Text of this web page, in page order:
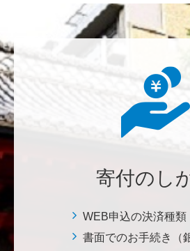
増田 尚久
ます。 <東京大学附属図書館支援
植物は、実は植物同士全世界の植
る。 植物、素晴らしい。 世界の
い。 後世、子供たちにも、３千年
寄付のし
WEB申込の決済種類
書面でのお手続き（